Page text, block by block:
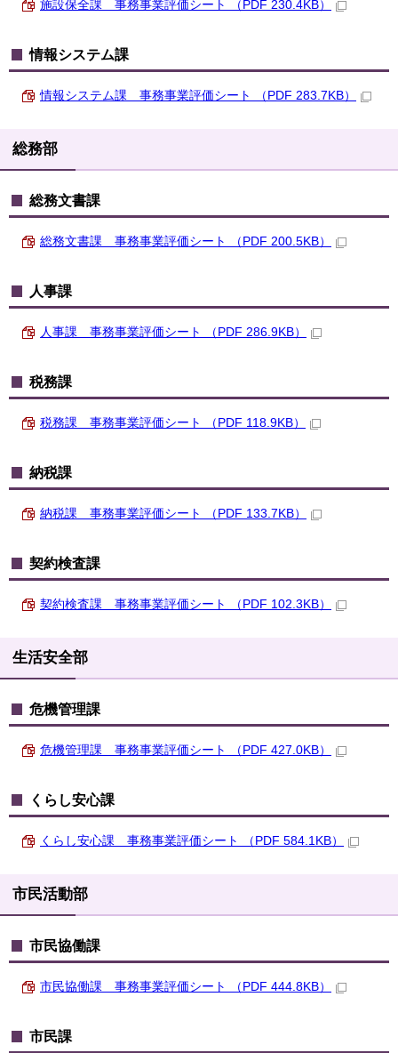
施設保全課 事務事業評価シート （PDF 230.4KB）
情報システム課
情報システム課 事務事業評価シート （PDF 283.7KB）
総務部
総務文書課
総務文書課 事務事業評価シート （PDF 200.5KB）
人事課
人事課 事務事業評価シート （PDF 286.9KB）
税務課
税務課 事務事業評価シート （PDF 118.9KB）
納税課
納税課 事務事業評価シート （PDF 133.7KB）
契約検査課
契約検査課 事務事業評価シート （PDF 102.3KB）
生活安全部
危機管理課
危機管理課 事務事業評価シート （PDF 427.0KB）
くらし安心課
くらし安心課 事務事業評価シート （PDF 584.1KB）
市民活動部
市民協働課
市民協働課 事務事業評価シート （PDF 444.8KB）
市民課